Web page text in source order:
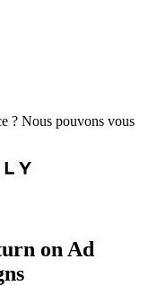
? Nous pouvons vous
on Ad